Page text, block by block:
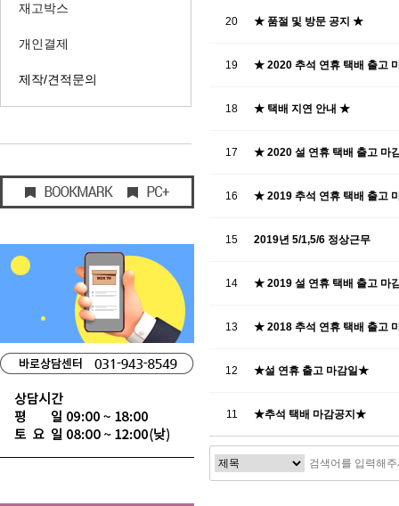
재고박스
개인결제
제작/견적문의
20 ★ 품절 및 방문 공지 ★
19 ★ 2020 추석 연휴 택배 출고
18 ★ 택배 지연 안내 ★
17 ★ 2020 설 연휴 택배 출고 마
16 ★ 2019 추석 연휴 택배 출고
15 2019년 5/1,5/6 정상근무
14 ★ 2019 설 연휴 택배 출고 마
13 ★ 2018 추석 연휴 택배 출고
12 ★설 연휴 출고 마감일★
11 ★추석 택배 마감공지★